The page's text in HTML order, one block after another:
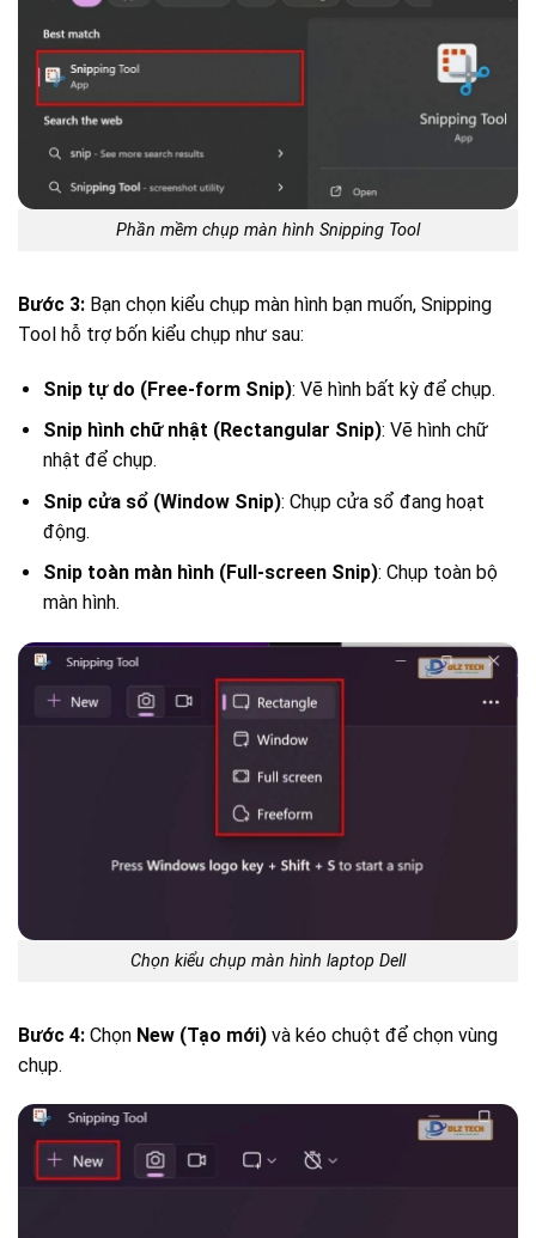
Phần mềm chụp màn hình Snipping Tool
Bước 3: Bạn chọn kiểu chụp màn hình bạn muốn, Snipping
Tool hỗ trợ bốn kiểu chụp như sau:
Snip tự do (Free-form Snip): Vẽ hình bất kỳ để chụp.
Snip hình chữ nhật (Rectangular Snip): Vẽ hình chữ
nhật để chụp.
Snip cửa sổ (Window Snip): Chụp cửa sổ đang hoạt
động.
Snip toàn màn hình (Full-screen Snip): Chụp toàn bộ
màn hình.
Chọn kiểu chụp màn hình laptop Dell
Bước 4: Chọn New (Tạo mới) và kéo chuột để chọn vùng
chụp.